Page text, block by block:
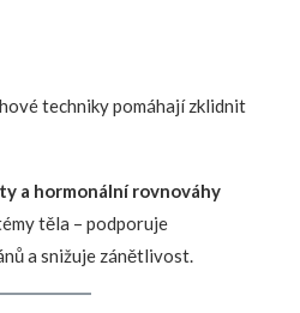
techniky pomáhají zklidnit
a hormonální rovnováhy
těla – podporuje
a snižuje zánětlivost.